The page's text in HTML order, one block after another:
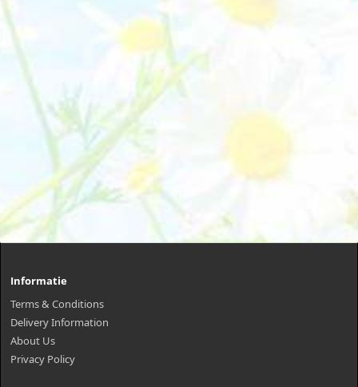
Informatie
Terms & Conditions
Delivery Information
About Us
Privacy Policy